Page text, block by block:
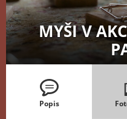
MYŠI V
Popis